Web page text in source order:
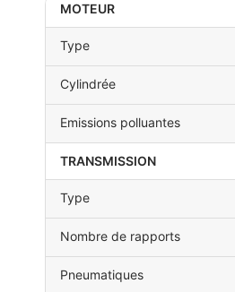
MOTEUR
Type
Cylindrée
Emissions polluantes
TRANSMISSION
Type
Nombre de rapports
Pneumatiques